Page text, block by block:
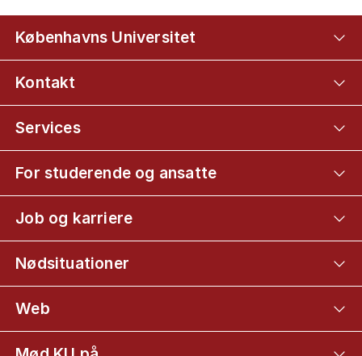
Københavns Universitet
Kontakt
Services
For studerende og ansatte
Job og karriere
Nødsituationer
Web